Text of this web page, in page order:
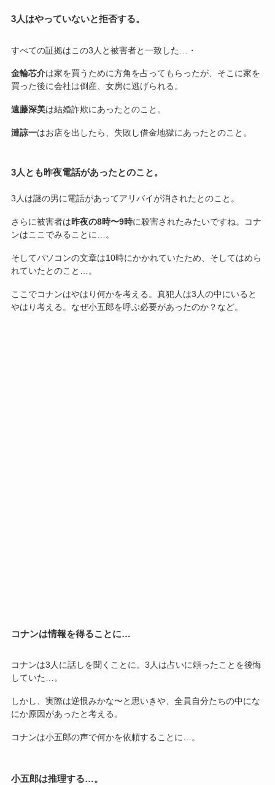
3人はやっていないと拒否する。
すべての証拠はこの3人と被害者と一致した…・
金輪芯介は家を買うために方角を占ってもらったが、そこに家を
買った後に会社は倒産、女房に逃げられる。
遠藤深美は結婚詐欺にあったとのこと。
漣諒一はお店を出したら、失敗し借金地獄にあったとのこと。
3人とも昨夜電話があったとのこと。
3人は謎の男に電話があってアリバイが消されたとのこと。
さらに被害者は昨夜の8時〜9時に殺害されたみたいですね。コナ
ンはここでみることに…。
そしてパソコンの文章は10時にかかれていたため、そしてはめら
れていたとのこと…。
ここでコナンはやはり何かを考える。真犯人は3人の中にいると
やはり考える。なぜ小五郎を呼ぶ必要があったのか？など。
コナンは情報を得ることに…
コナンは3人に話しを聞くことに。3人は占いに頼ったことを後悔
していた…。
しかし、実際は逆恨みかな〜と思いきや、全員自分たちの中にな
にか原因があったと考える。
コナンは小五郎の声で何かを依頼することに…。
小五郎は推理する…。